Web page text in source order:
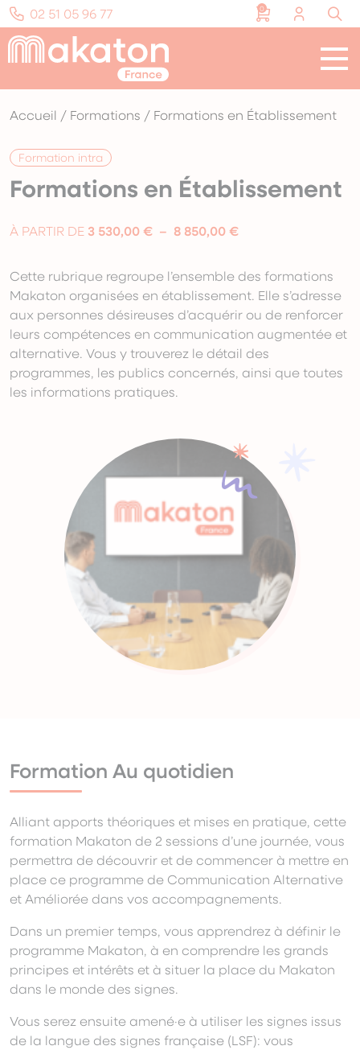
02 51 05 96 77 0
Accueil / Formations / Formations en Établissement
Formation intra
Formations en Établissement
À PARTIR DE 3 530,00€ – 8 850,00€Plage
prix :
530,00 €
8
850,00 €
Cette rubrique regroupe l’ensemble des formations
Makaton organisées en établissement. Elle s’adresse
aux personnes désireuses d’acquérir ou de renforcer
leurs compétences en communication augmentée et
alternative. Vous y trouverez le détail des
programmes, les publics concernés, ainsi que toutes
les informations pratiques.
Formation Au quotidien
Alliant apports théoriques et mises en pratique, cette
formation Makaton de 2 sessions d’une journée, vous
permettra de découvrir et de commencer à mettre en
place ce programme de Communication Alternative
et Améliorée dans vos accompagnements.
Dans un premier temps, vous apprendrez à définir le
programme Makaton, à en comprendre les grands
principes et intérêts et à situer la place du Makaton
dans le monde des signes.
Vous serez ensuite amené·e à utiliser les signes issus
de la langue des signes française (LSF): vous
Notre mission
Nos formations
Ressources et supports
Soutenir l’association
Ça bouge !
Nous contacter
Panneau de gestion des cookies